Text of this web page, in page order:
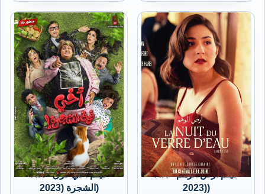
AR - فيلم أخي فوق
الشجرة (2023)
AR - فيلم أرض الوهم
(2023)